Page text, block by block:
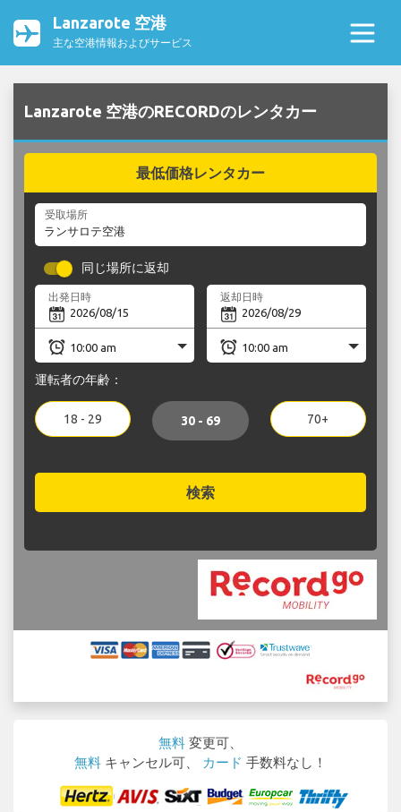
Lanzarote 空港
主な空港情報およびサービス
Lanzarote 空港のRECORDのレンタカー
最低価格レンタカー
受取場所
同じ場所に返却
出発日時 返却日時
運転者の年齢：
18 - 29 30 - 69 70+
検索
無料 変更可、
無料 キャンセル可、 カード 手数料なし！